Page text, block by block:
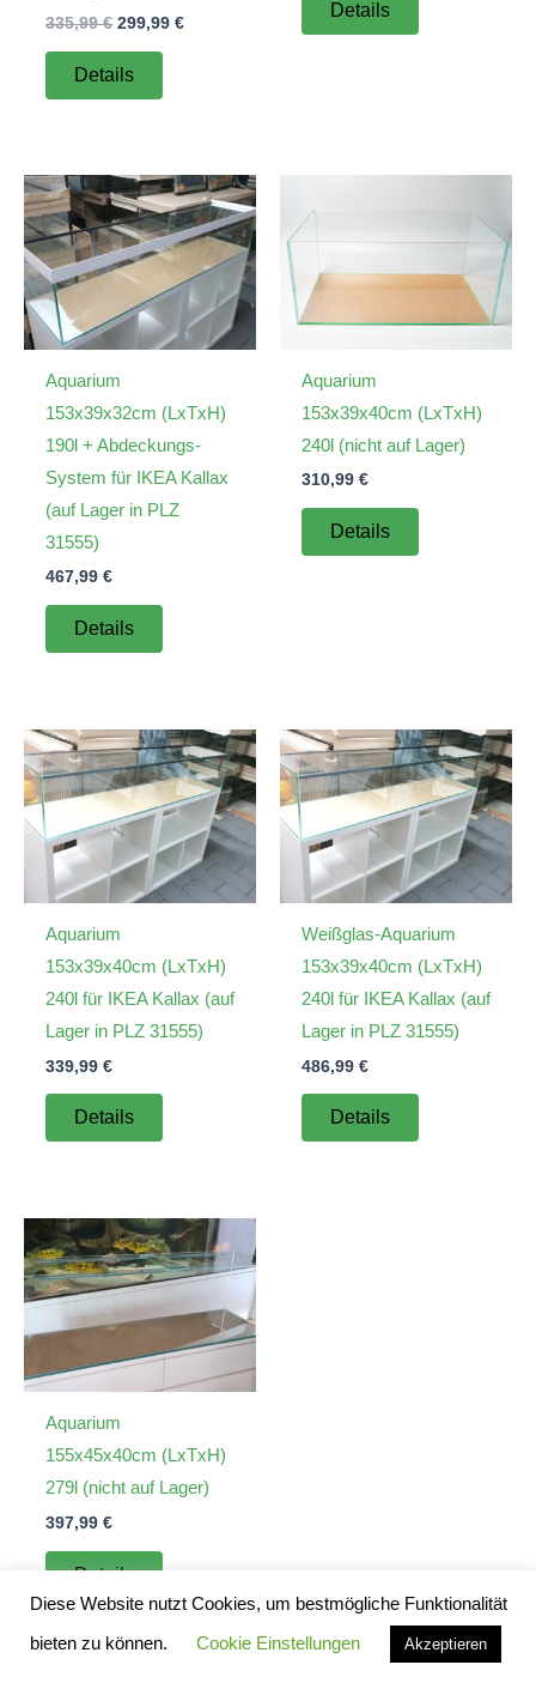
335,99€ Ursprünglicher
war:
335,99 €
299,99 €Aktueller
Details
Details
Aquarium
153x39x32cm (LxTxH)
190l + Abdeckungs-
System für IKEA Kallax
(auf Lager in PLZ
31555)
467,99 €
Details
Aquarium
153x39x40cm (LxTxH)
240l (nicht auf Lager)
310,99 €
Details
Aquarium
153x39x40cm (LxTxH)
240l für IKEA Kallax (auf
Lager in PLZ 31555)
339,99 €
Details
Weißglas-Aquarium
153x39x40cm (LxTxH)
240l für IKEA Kallax (auf
Lager in PLZ 31555)
486,99 €
Details
Aquarium
155x45x40cm (LxTxH)
279l (nicht auf Lager)
397,99 €
Details
Diese Website nutzt Cookies, um bestmögliche Funktionalität
bieten zu können.
Cookie Einstellungen Akzeptieren